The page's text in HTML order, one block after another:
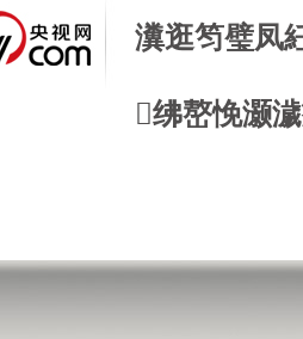
瀵逛笉璧凤
绋嶅悗灏